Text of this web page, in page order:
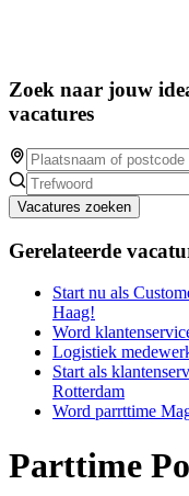
Zoek naar jouw
vacatures
Vacatures zoeken
Gerelateerde
Start nu als
Haag!
Word
Logistiek
Start als
Rotterdam
Word parrttime
Parttime